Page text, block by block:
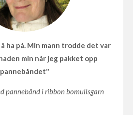
ha på. Min mann trodde det var
min når jeg pakket opp
pannebåndet"
pannebånd i ribbon bomullsgarn